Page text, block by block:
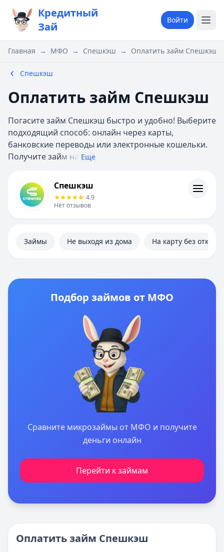
Кредитный
Зай
Войти
Главная → МФО → Спешкэш → Оплатить займ Спешкэш
Спешкэш
Оплатить займ Спешкэш
Погасите займ Спешкэш быстро и удобно! Выберите
подходящий способ: онлайн через карты,
банковские переводы или электронные кошельки.
Получите займ на Еще
ИнформацияСпешкэш
4.9
Нет отзывов
Займы Не выходя из дома На карту без отказа
Подбор займов от МФО
Сравните микрозаймы от МФО и получите
деньги онлайн
Перейти к займам
Оплатить займ Спешкэш